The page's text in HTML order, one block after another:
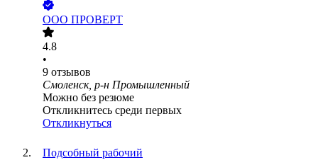
ООО ПРОВЕРТ
4.8
•
9 отзывов
Смоленск, р-н Промышленный
Можно без резюме
Откликнитесь среди первых
Откликнуться
Подсобный рабочий